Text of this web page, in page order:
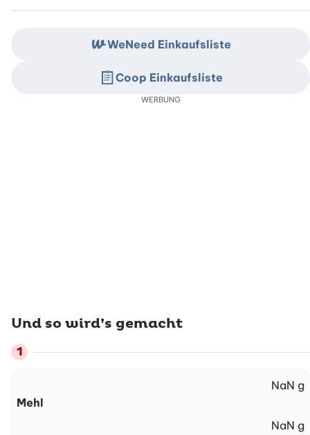
Und so wird’s gemacht
Mehl
NaN g
NaN g
WeNeed Einkaufsliste
Coop Einkaufsliste
WERBUNG